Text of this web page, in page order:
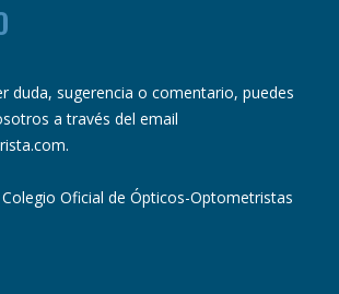
duda, sugerencia o comentario, puedes
a través del email
.
Oficial de Ópticos-Optometristas